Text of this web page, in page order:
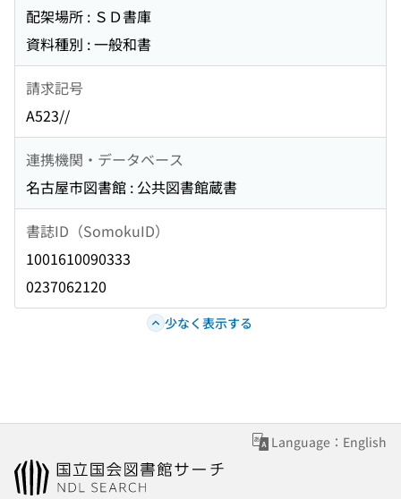
配架場所 : ＳＤ書庫
資料種別 : 一般和書
請求記号
A523//
連携機関・データベース
名古屋市図書館 : 公共図書館蔵書
書誌ID（SomokuID）
1001610090333
0237062120
少なく表示する
Language：English